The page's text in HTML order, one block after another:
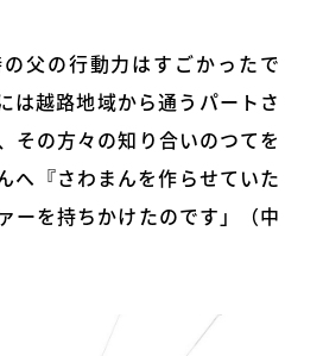
の父の行動力はすごかったで
は越路地域から通うパートさ
その方々の知り合いのつてを
へ『さわまんを作らせていた
ーを持ちかけたのです」（中